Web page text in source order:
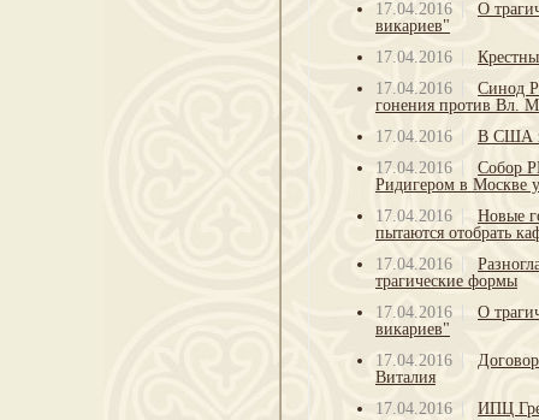
17.04.2016
О
викариев"
17.04.2016
17.04.2016
Синод
гонения против Вл.
17.04.2016
В США
17.04.2016
Собор
Ридигером в Москве
17.04.2016
Новые
пытаются отобрать
17.04.2016
трагические формы
17.04.2016
О
викариев"
17.04.2016
Виталия
17.04.2016
ИПЦ